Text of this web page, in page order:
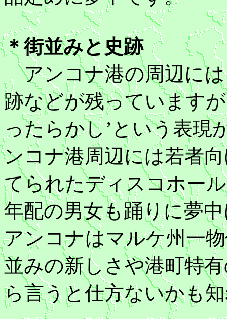
＊街並みと史跡
アンコナ港の周辺には
跡などが残っています
ったらかし’という表現
ンコナ港周辺には若者
てられたディスコホー
年配の男女も踊りに夢
アンコナはマルケ州一
並みの新しさや港町特
ら言うと仕方ないかも